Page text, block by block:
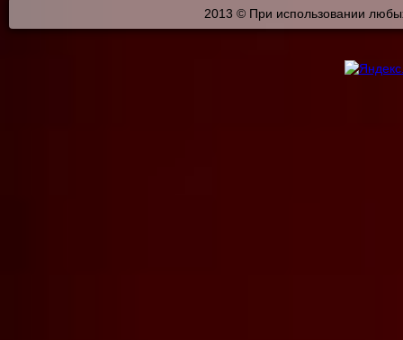
2013 © При использовании